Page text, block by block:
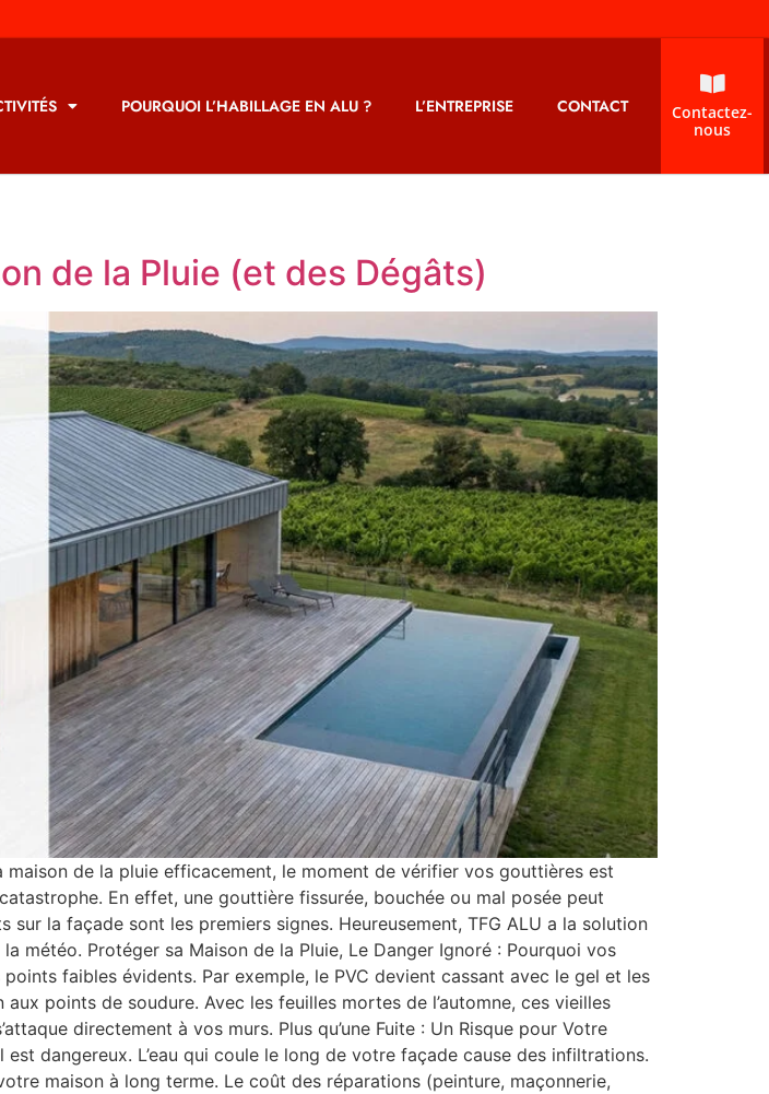
POURQUOI L’HABILLAGE EN ALU ? L’ENTREPRISE CONTACT
Contactez-
nous
de la Pluie (et des Dégâts)
maison de la pluie efficacement, le moment de vérifier vos gouttières est
En effet, une gouttière fissurée, bouchée ou mal posée peut
la façade sont les premiers signes. Heureusement, TFG ALU a la solution
météo. Protéger sa Maison de la Pluie, Le Danger Ignoré : Pourquoi vos
faibles évidents. Par exemple, le PVC devient cassant avec le gel et les
points de soudure. Avec les feuilles mortes de l’automne, ces vieilles
directement à vos murs. Plus qu’une Fuite : Un Risque pour Votre
dangereux. L’eau qui coule le long de votre façade cause des infiltrations.
maison à long terme. Le coût des réparations (peinture, maçonnerie,